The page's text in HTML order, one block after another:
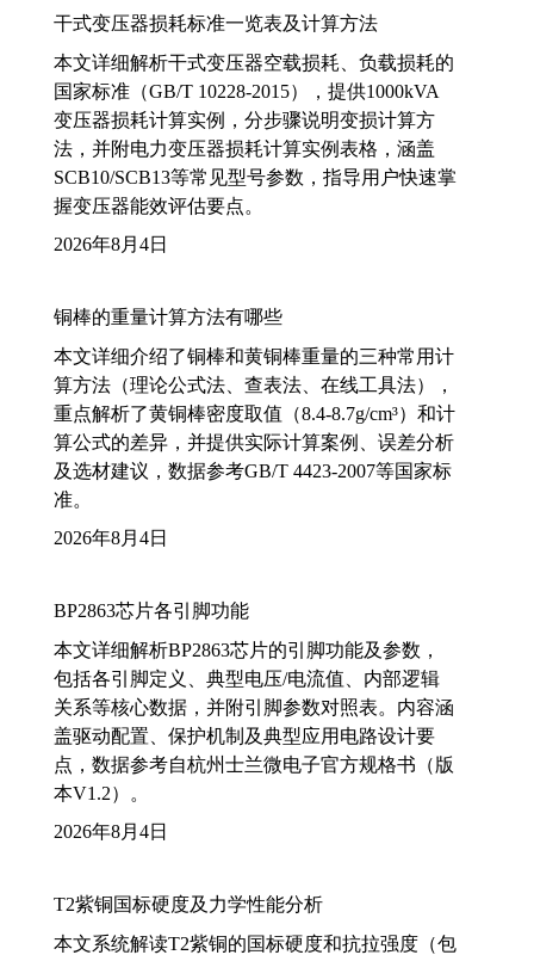
干式变压器损耗标准一览表及计算方法
本文详细解析干式变压器空载损耗、负载损耗的
国家标准（GB/T 10228-2015），提供1000kVA
变压器损耗计算实例，分步骤说明变损计算方
法，并附电力变压器损耗计算实例表格，涵盖
SCB10/SCB13等常见型号参数，指导用户快速掌
握变压器能效评估要点。
2026年8月4日
铜棒的重量计算方法有哪些
本文详细介绍了铜棒和黄铜棒重量的三种常用计
算方法（理论公式法、查表法、在线工具法），
重点解析了黄铜棒密度取值（8.4-8.7g/cm³）和计
算公式的差异，并提供实际计算案例、误差分析
及选材建议，数据参考GB/T 4423-2007等国家标
准。
2026年8月4日
BP2863芯片各引脚功能
本文详细解析BP2863芯片的引脚功能及参数，
包括各引脚定义、典型电压/电流值、内部逻辑
关系等核心数据，并附引脚参数对照表。内容涵
盖驱动配置、保护机制及典型应用电路设计要
点，数据参考自杭州士兰微电子官方规格书（版
本V1.2）。
2026年8月4日
T2紫铜国标硬度及力学性能分析
本文系统解读T2紫铜的国标硬度和抗拉强度（包